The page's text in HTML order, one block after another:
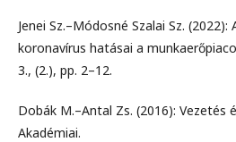
Jenei Sz.–Módosné Szalai Sz.
koronavírus hatásai a
3., (2.), pp. 2–12.
Dobák M.–Antal Zs. (2016): Vezetés
Akadémiai.